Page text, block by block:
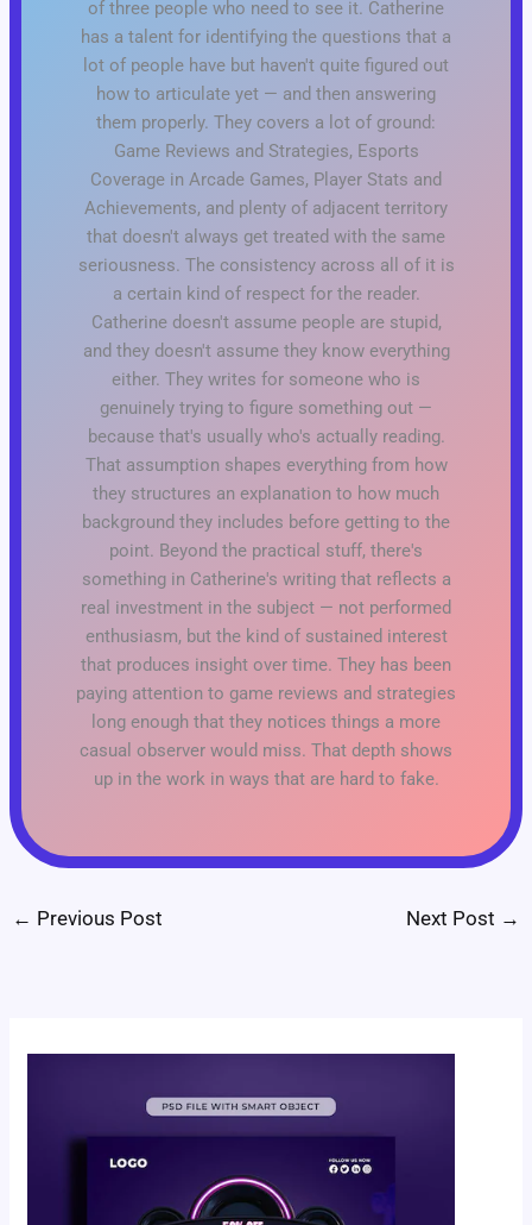
of three people who need to see it. Catherine
has a talent for identifying the questions that a
lot of people have but haven't quite figured out
how to articulate yet — and then answering
them properly. They covers a lot of ground:
Game Reviews and Strategies, Esports
Coverage in Arcade Games, Player Stats and
Achievements, and plenty of adjacent territory
that doesn't always get treated with the same
seriousness. The consistency across all of it is
a certain kind of respect for the reader.
Catherine doesn't assume people are stupid,
and they doesn't assume they know everything
either. They writes for someone who is
genuinely trying to figure something out —
because that's usually who's actually reading.
That assumption shapes everything from how
they structures an explanation to how much
background they includes before getting to the
point. Beyond the practical stuff, there's
something in Catherine's writing that reflects a
real investment in the subject — not performed
enthusiasm, but the kind of sustained interest
that produces insight over time. They has been
paying attention to game reviews and strategies
long enough that they notices things a more
casual observer would miss. That depth shows
up in the work in ways that are hard to fake.
← Previous Post Next Post →